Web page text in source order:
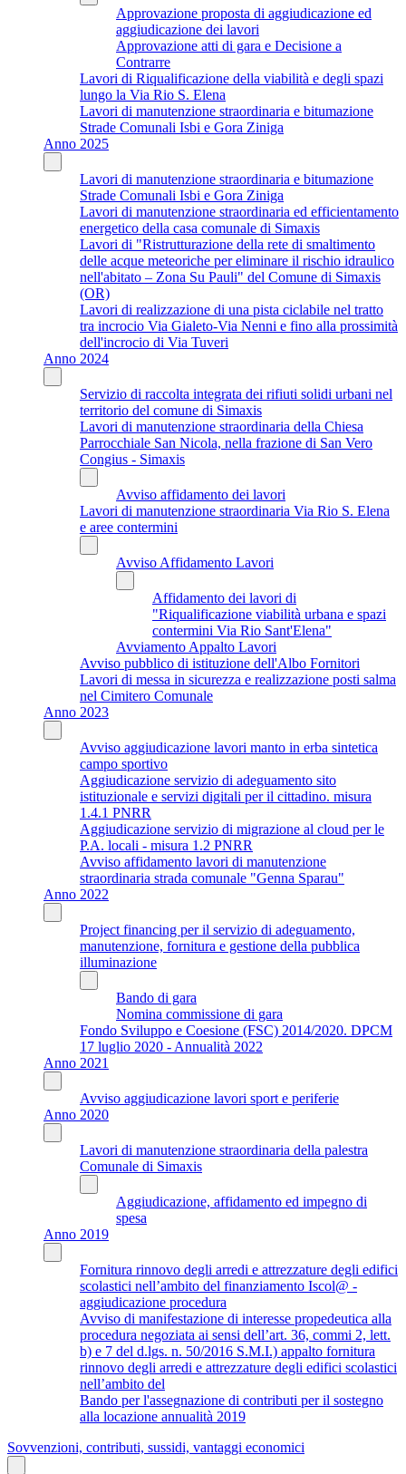
Approvazione proposta di aggiudicazione ed
aggiudicazione dei lavori
Approvazione atti di gara e Decisione a
Contrarre
Lavori di Riqualificazione della viabilità e degli spazi
lungo la Via Rio S. Elena
Lavori di manutenzione straordinaria e bitumazione
Strade Comunali Isbi e Gora Ziniga
Anno 2025
Lavori di manutenzione straordinaria e bitumazione
Strade Comunali Isbi e Gora Ziniga
Lavori di manutenzione straordinaria ed efficientamento
energetico della casa comunale di Simaxis
Lavori di "Ristrutturazione della rete di smaltimento
delle acque meteoriche per eliminare il rischio idraulico
nell'abitato – Zona Su Pauli" del Comune di Simaxis
(OR)
Lavori di realizzazione di una pista ciclabile nel tratto
tra incrocio Via Gialeto-Via Nenni e fino alla prossimità
dell'incrocio di Via Tuveri
Anno 2024
Servizio di raccolta integrata dei rifiuti solidi urbani nel
territorio del comune di Simaxis
Lavori di manutenzione straordinaria della Chiesa
Parrocchiale San Nicola, nella frazione di San Vero
Congius - Simaxis
Avviso affidamento dei lavori
Lavori di manutenzione straordinaria Via Rio S. Elena
e aree contermini
Avviso Affidamento Lavori
Affidamento dei lavori di
"Riqualificazione viabilità urbana e spazi
contermini Via Rio Sant'Elena"
Avviamento Appalto Lavori
Avviso pubblico di istituzione dell'Albo Fornitori
Lavori di messa in sicurezza e realizzazione posti salma
nel Cimitero Comunale
Anno 2023
Avviso aggiudicazione lavori manto in erba sintetica
campo sportivo
Aggiudicazione servizio di adeguamento sito
istituzionale e servizi digitali per il cittadino. misura
1.4.1 PNRR
Aggiudicazione servizio di migrazione al cloud per le
P.A. locali - misura 1.2 PNRR
Avviso affidamento lavori di manutenzione
straordinaria strada comunale "Genna Sparau"
Anno 2022
Project financing per il servizio di adeguamento,
manutenzione, fornitura e gestione della pubblica
illuminazione
Bando di gara
Nomina commissione di gara
Fondo Sviluppo e Coesione (FSC) 2014/2020. DPCM
17 luglio 2020 - Annualità 2022
Anno 2021
Avviso aggiudicazione lavori sport e periferie
Anno 2020
Lavori di manutenzione straordinaria della palestra
Comunale di Simaxis
Aggiudicazione, affidamento ed impegno di
spesa
Anno 2019
Fornitura rinnovo degli arredi e attrezzature degli edifici
scolastici nell’ambito del finanziamento Iscol@ -
aggiudicazione procedura
Avviso di manifestazione di interesse propedeutica alla
procedura negoziata ai sensi dell’art. 36, commi 2, lett.
b) e 7 del d.lgs. n. 50/2016 S.M.I.) appalto fornitura
rinnovo degli arredi e attrezzature degli edifici scolastici
nell’ambito del
Bando per l'assegnazione di contributi per il sostegno
alla locazione annualità 2019
Sovvenzioni, contributi, sussidi, vantaggi economici